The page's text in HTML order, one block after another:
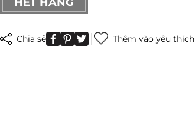
Chia sẻ Thêm vào yêu thích